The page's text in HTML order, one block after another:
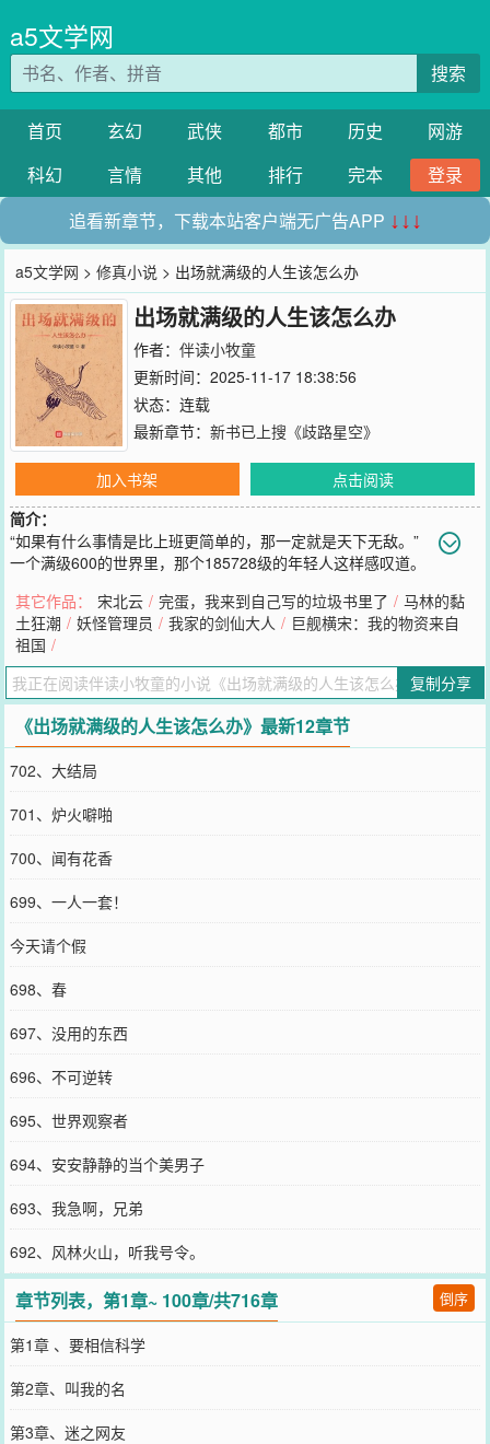
a5文学网
搜索
首页 玄幻 武侠 都市 历史
网游
科幻
言情 其他 排行 完本
登录
追看新章节，下载本站客户端无广告APP ↓↓↓
a5文学网 >修真小说 > 出场就满级的人生该怎么办
出场就满级的人生该怎么办
作者： 伴读小牧童
更新时间：2025-11-17 18:38:56
状态：连载
最新章节： 新书已上搜《歧路星空》
加入书架
点击阅读
简介：
“如果有什么事情是比上班更简单的，那一定就是天下无敌。”
一个满级600的世界里，那个185728级的年轻人这样感叹道。
您QQ群和微博微信里的朋友推荐哦！
其它作品： 宋北云 / 完蛋，我来到自己写的垃圾书里了 / 马林的黏
土狂潮 / 妖怪管理员 / 我家的剑仙大人 / 巨舰横宋：我的物资来自
祖国 /
复制分享
《出场就满级的人生该怎么办》最新12章节
702、大结局
701、炉火噼啪
700、闻有花香
699、一人一套！
今天请个假
698、春
697、没用的东西
696、不可逆转
695、世界观察者
694、安安静静的当个美男子
693、我急啊，兄弟
692、风林火山，听我号令。
章节列表，第1章~ 100章/共716章 倒序
第1章 、要相信科学
第2章、叫我的名
第3章、迷之网友